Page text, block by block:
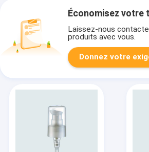
Économisez votre
Laissez-nous
produits avec vous.
Donnez votre